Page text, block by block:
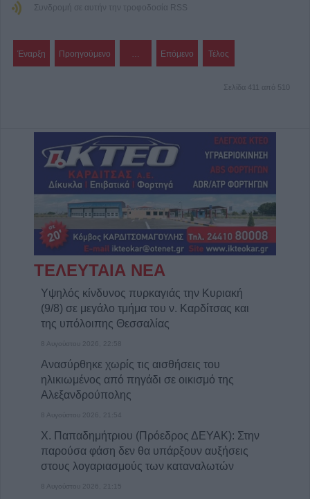
Συνδρομή σε αυτήν την τροφοδοσία RSS
Έναρξη Προηγούμενο … Επόμενο Τέλος
Σελίδα 411 από 510
ΤΕΛΕΥΤΑΙΑ ΝΕΑ
Υψηλός κίνδυνος πυρκαγιάς την Κυριακή
(9/8) σε μεγάλο τμήμα του ν. Καρδίτσας και
της υπόλοιπης Θεσσαλίας
8 Αυγούστου 2026, 22:58
Ανασύρθηκε χωρίς τις αισθήσεις του
ηλικιωμένος από πηγάδι σε οικισμό της
Αλεξανδρούπολης
8 Αυγούστου 2026, 21:54
Χ. Παπαδημήτριου (Πρόεδρος ΔΕΥΑΚ): Στην
παρούσα φάση δεν θα υπάρξουν αυξήσεις
στους λογαριασμούς των καταναλωτών
8 Αυγούστου 2026, 21:15